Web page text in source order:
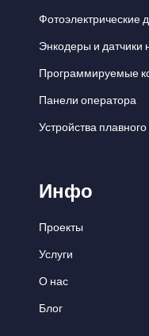
Фотоэлектрические
Энкодеры и датчики
Программируемые
Панели оператора
Устройства
Инфо
Проекты
Услуги
О нас
Блог